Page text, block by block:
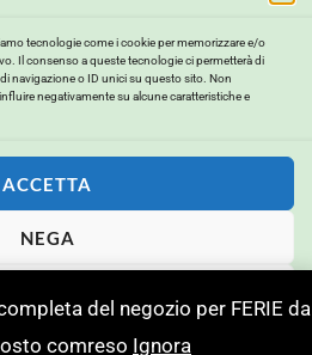
tecnologie come i cookie per memorizzare e/o
Il consenso a queste tecnologie ci permetterà di
navigazione o ID unici su questo sito. Non
negativamente su alcune caratteristiche e
ACCETTA
NEGA
Privacy
del negozio per FERIE
comreso Ignora
Con Noi
Account
2026 . Powered by .